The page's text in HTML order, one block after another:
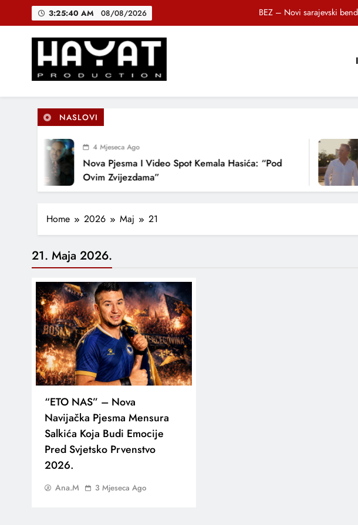
3:25:40 AM 08/08/2026
BEZ – Novi sarajevski
DJEČIJI HOR SUNCOKRETI KROZ
DJEČIJI HOR SUNCOKRETI KROZ
Hayat Production
Promocija domaće muzike
NASLOVI
4 Mjeseca Ago
Nova Pjesma I Video Spot Kemala Hasića: “Pod
Ovim Zvijezdama”
Home 2026 Maj 21
21. Maja 2026.
“ETO NAS” – Nova
Navijačka Pjesma Mensura
Salkića Koja Budi Emocije
Pred Svjetsko Prvenstvo
2026.
Ana.M 3 Mjeseca Ago